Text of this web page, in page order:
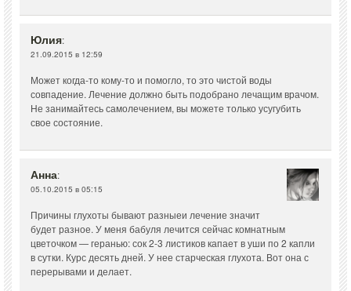
Юлия:
21.09.2015 в 12:59
Может когда-то кому-то и помогло, то это чистой воды
совпадение. Лечение должно быть подобрано лечащим врачом.
Не занимайтесь самолечением, вы можете только усугубить
свое состояние.
Анна:
05.10.2015 в 05:15
Причины глухоты бывают разныеи лечение значит
будет разное. У меня бабуля лечится сейчас комнатным
цветочком — геранью: сок 2-3 листиков капает в уши по 2 капли
в сутки. Курс десять дней. У нее старческая глухота. Вот она с
перерывами и делает.